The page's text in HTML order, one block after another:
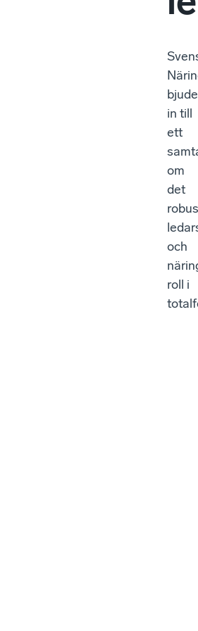
in till
ett
om
det
och
roll i